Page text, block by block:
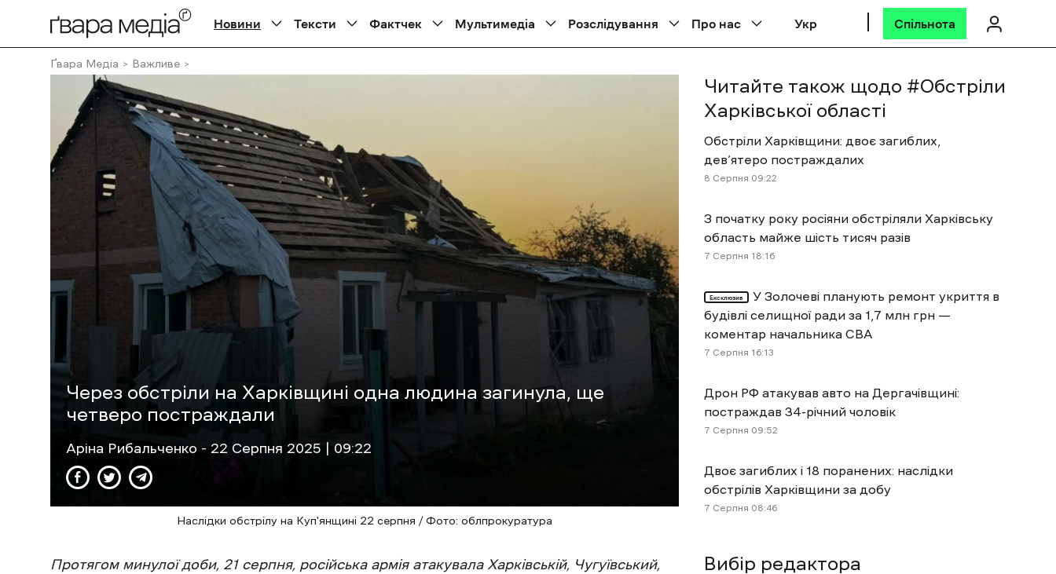
Новини Тексти Фактчек Мультимедіа Розслідування Про нас Укр Спільнота
Ґвара Медіа Важливе
Через обстріли на Харківщині одна людина загинула, ще
четверо постраждали
Аріна Рибальченко - 22 Cерпня 2025 | 09:22
Наслідки обстрілу на Куп'янщині 22 серпня / Фото: облпрокуратура
Протягом минулої доби, 21 серпня, російська армія атакувала Харківській, Чугуївський,
Вибір редактора
Читайте також щодо #Обстріли
Харківської області
Обстріли Харківщини: двоє загиблих,
дев’ятеро постраждалих
8 Cерпня 09:22
З початку року росіяни обстріляли Харківську
область майже шість тисяч разів
7 Cерпня 18:16
Ексклюзив
У Золочеві планують ремонт укриття в
будівлі селищної ради за 1,7 млн грн —
коментар начальника СВА
7 Cерпня 16:13
Дрон РФ атакував авто на Дергачівщині:
постраждав 34-річний чоловік
7 Cерпня 09:52
Двоє загиблих і 18 поранених: наслідки
обстрілів Харківщини за добу
7 Cерпня 08:46